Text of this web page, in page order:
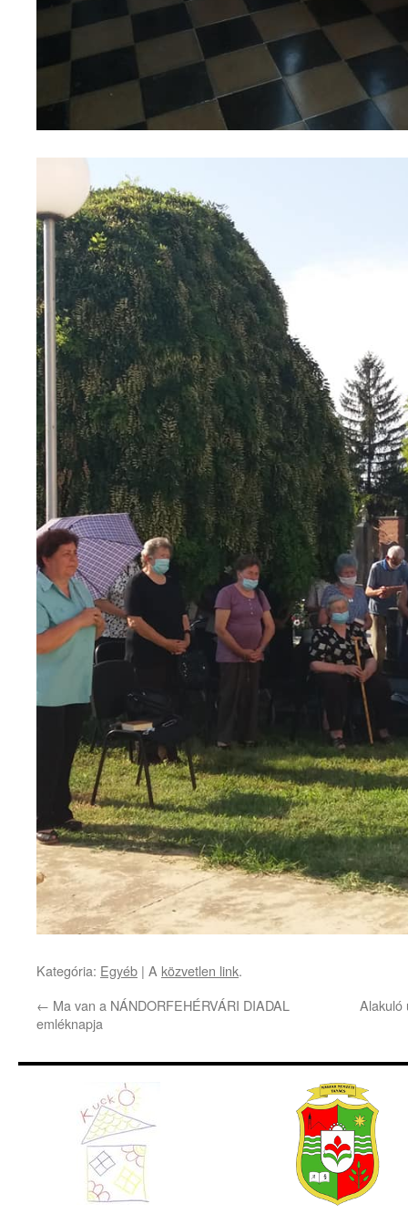
Kategória: Egyéb | A közvetlen link.
← Ma van a NÁNDORFEHÉRVÁRI DIADAL
emléknapja
Alakuló